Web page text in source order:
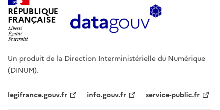
RÉPUBLIQUE
FRANÇAISE
Un produit de la Direction Interministérielle du Numérique
(DINUM).
legifrance.gouv.fr info.gouv.fr service-public.fr